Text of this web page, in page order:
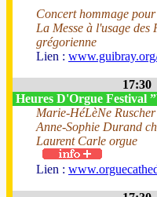
Concert hommage
La Messe à l'usage
grégorienne
Lien :
17:30
Heures D'Orgue Festival
Marie-HéLèNe
Anne-Sophie Durand
Laurent Carle orgue
Lien :